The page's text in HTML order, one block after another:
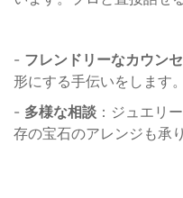
- フレンドリーなカウン
形にする手伝いをします。
- 多様な相談 ：ジュエリ
存の宝石のアレンジも承